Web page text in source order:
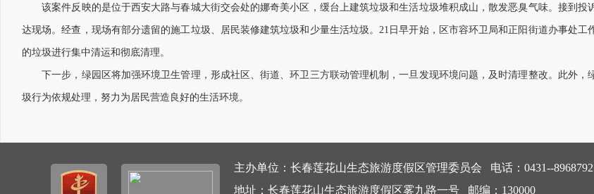
该案件反映的是位于西安大路与春城大街交会处的娜奇美小区，缓台上建筑垃圾和生活垃圾堆积成山，散发恶臭气味。接到投
达现场。经查，现场有部分遗留的施工垃圾、居民装修建筑垃圾和少量生活垃圾。21日早开始，区市容环卫局和正阳街道办事处
的垃圾进行集中清运和彻底清理。
下一步，绿园区将加强环境卫生管理，形成社区、街道、环卫三方联动管理机制，一旦发现环境问题，及时清理整改。此外，
圾行为依规处理，努力为居民营造良好的生活环境。
主办单位：长春莲花山生态旅游度假区管理委员会 电话：0431--
地址：长春莲花山生态旅游度假区雾九路一号 邮编：130000